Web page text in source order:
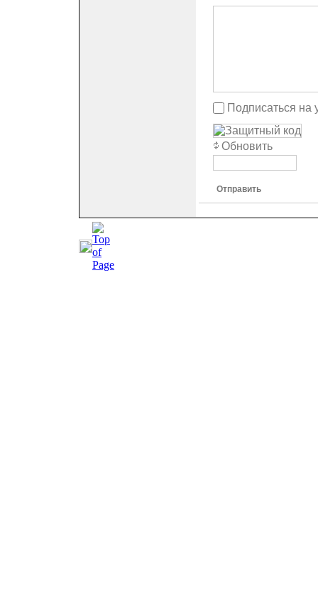
Подписаться
Обновить
Отправить